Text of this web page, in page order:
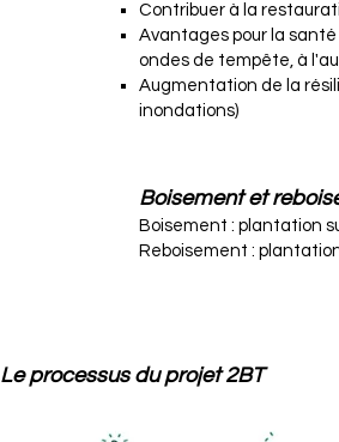
Contribuer à la
Avantages pour la
ondes de tempête, à
Augmentation de la
inondations)
Boisement et
Boisement : plantation
Reboisement :
Le processus du projet 2BT